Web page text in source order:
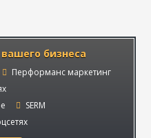
бизнеса
Перформанс маркетинг
SERM